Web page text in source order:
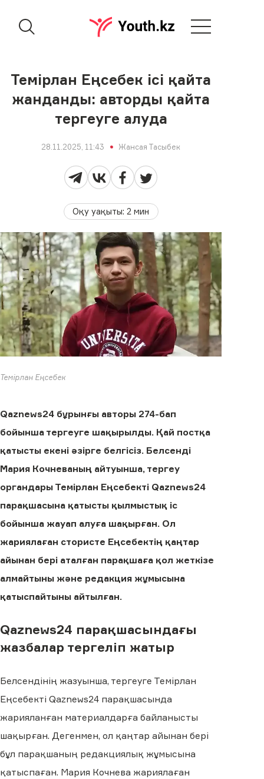
Темірлан Еңсебек ісі қайта
жанданды: авторды қайта
тергеуге алуда
28.11.2025, 11:43 Жансая Тасыбек
Оқу уақыты:2 мин
Темірлан Еңсебек
Qaznews24 бұрынғы авторы 274-бап
бойынша тергеуге шақырылды. Қай постқа
қатысты екені әзірге белгісіз. Белсенді
Мария Кочневаның айтуынша, тергеу
органдары Темірлан Еңсебекті Qaznews24
парақшасына қатысты қылмыстық іс
бойынша жауап алуға шақырған. Ол
жариялаған стористе Еңсебектің қаңтар
айынан бері аталған парақшаға қол жеткізе
алмайтыны және редакция жұмысына
қатыспайтыны айтылған.
Qaznews24 парақшасындағы
жазбалар тергеліп жатыр
Белсендінің жазуынша, тергеуге Темірлан
Еңсебекті Qaznews24 парақшасында
жарияланған материалдарға байланысты
шақырған. Дегенмен, ол қаңтар айынан бері
бұл парақшаның редакциялық жұмысына
қатыспаған. Мария Кочнева жариялаған